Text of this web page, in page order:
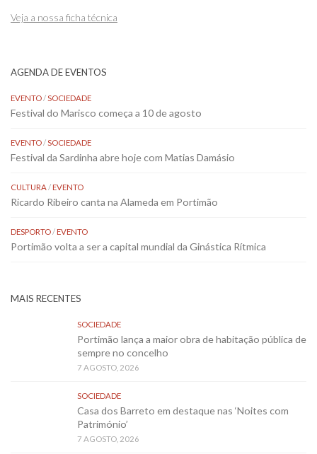
Veja a nossa ficha técnica
AGENDA DE EVENTOS
EVENTO / SOCIEDADE
Festival do Marisco começa a 10 de agosto
EVENTO / SOCIEDADE
Festival da Sardinha abre hoje com Matias Damásio
CULTURA /EVENTO
Ricardo Ribeiro canta na Alameda em Portimão
DESPORTO /EVENTO
Portimão volta a ser a capital mundial da Ginástica Rítmica
MAIS RECENTES
SOCIEDADE
Portimão lança a maior obra de habitação pública de
sempre no concelho
7 AGOSTO, 2026
SOCIEDADE
Casa dos Barreto em destaque nas ‘Noites com
Património’
7 AGOSTO, 2026